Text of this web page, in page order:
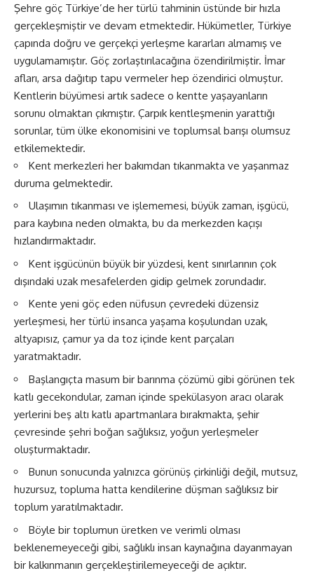
Şehre göç Türkiye’de her türlü tahminin üstünde bir hızla
gerçekleşmiştir ve devam etmektedir. Hükümetler, Türkiye
çapında doğru ve gerçekçi yerleşme kararları almamış ve
uygulamamıştır. Göç zorlaştırılacağına özendirilmiştir. İmar
afları, arsa dağıtıp tapu vermeler hep özendirici olmuştur.
Kentlerin büyümesi artık sadece o kentte yaşayanların
sorunu olmaktan çıkmıştır. Çarpık kentleşmenin yarattığı
sorunlar, tüm ülke ekonomisini ve toplumsal barışı olumsuz
etkilemektedir.
Kent merkezleri her bakımdan tıkanmakta ve yaşanmaz
duruma gelmektedir.
Ulaşımın tıkanması ve işlememesi, büyük zaman, işgücü,
para kaybına neden olmakta, bu da merkezden kaçışı
hızlandırmaktadır.
Kent işgücünün büyük bir yüzdesi, kent sınırlarının çok
dışındaki uzak mesafelerden gidip gelmek zorundadır.
Kente yeni göç eden nüfusun çevredeki düzensiz
yerleşmesi, her türlü insanca yaşama koşulundan uzak,
altyapısız, çamur ya da toz içinde kent parçaları
yaratmaktadır.
Başlangıçta masum bir barınma çözümü gibi görünen tek
katlı gecekondular, zaman içinde spekülasyon aracı olarak
yerlerini beş altı katlı apartmanlara bırakmakta, şehir
çevresinde şehri boğan sağlıksız, yoğun yerleşmeler
oluşturmaktadır.
Bunun sonucunda yalnızca görünüş çirkinliği değil, mutsuz,
huzursuz, topluma hatta kendilerine düşman sağlıksız bir
toplum yaratılmaktadır.
Böyle bir toplumun üretken ve verimli olması
beklenemeyeceği gibi, sağlıklı insan kaynağına dayanmayan
bir kalkınmanın gerçekleştirilemeyeceği de açıktır.